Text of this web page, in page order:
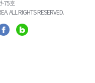
-75호
ALL RIGHTS RESERVED.